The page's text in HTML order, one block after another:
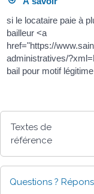
si le locataire paie à
bailleur <a
href="https://
administratives/
bail pour motif
Textes de
référence
Questions ?